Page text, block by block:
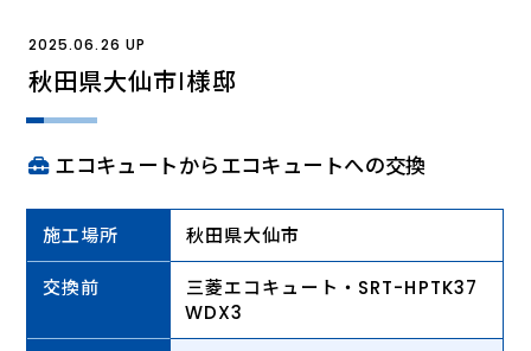
2025.06.26 UP
秋田県大仙市Ⅰ様邸
エコキュートからエコキュートへの交換
施工場所 秋田県大仙市
交換前
三菱エコキュート・SRT-HPTK37
WDX3